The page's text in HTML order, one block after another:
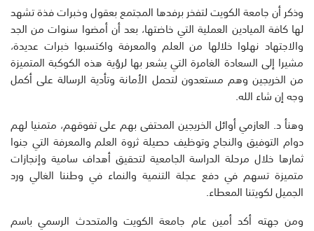
وذكر أن جامعة الكويت لتفخر برفدها المجتمع بعقول وخبرات فذة تشهد
لها كافة الميادين العملية التي خاضتها، بعد أن أمضوا سنوات من الجد
والاجتهاد نهلوا خلالها من العلم والمعرفة واكتسبوا خبرات عديدة،
مشيرا إلى السعادة الغامرة التي يشعر بها لرؤية هذه الكوكبة المتميزة
من الخريجين وهم مستعدون لتحمل الأمانة وتأدية الرسالة على أكمل
وجه إن شاء الله.
وهنأ د. العازمي أوائل الخريجين المحتفى بهم على تفوقهم، متمنيا لهم
دوام التوفيق والنجاح وتوظيف حصيلة ثروة العلم والمعرفة التي جنوا
ثمارها خلال مرحلة الدراسة الجامعية لتحقيق أهداف سامية وإنجازات
متميزة تسهم في دفع عجلة التنمية والنماء في وطننا الغالي ورد
الجميل لكويتنا المعطاء.
ومن جهته أكد أمين عام جامعة الكويت والمتحدث الرسمي باسم